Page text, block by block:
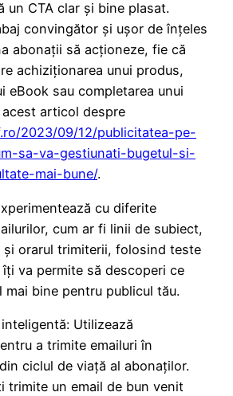
un CTA clar și bine plasat.
convingător și ușor de înțeles
abonații să acționeze, fie că
achiziționarea unui produs,
eBook sau completarea unui
articol despre
2023/09/12/publicitatea-pe-
sa-va-gestiunati-bugetul-si-
mai-bune/.
cu diferite
cum ar fi linii de subiect,
și orarul trimiterii, folosind teste
va permite să descoperi ce
mai bine pentru publicul tău.
Utilizează
a trimite emailuri în
ciclul de viață al abonaților.
trimite un email de bun venit